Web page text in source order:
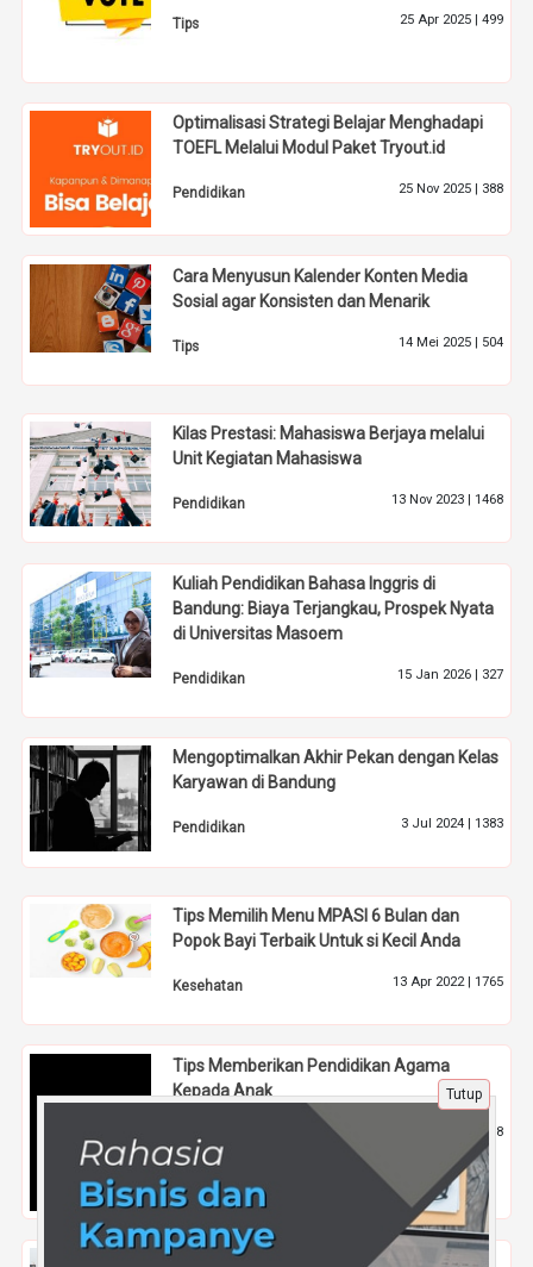
Tips 25 Apr 2025 | 499
Optimalisasi Strategi Belajar Menghadapi
TOEFL Melalui Modul Paket Tryout.id
Pendidikan 25 Nov 2025 | 388
Cara Menyusun Kalender Konten Media
Sosial agar Konsisten dan Menarik
Tips 14 Mei 2025 | 504
Kilas Prestasi: Mahasiswa Berjaya melalui
Unit Kegiatan Mahasiswa
Pendidikan 13 Nov 2023 | 1468
Kuliah Pendidikan Bahasa Inggris di
Bandung: Biaya Terjangkau, Prospek Nyata
di Universitas Masoem
Pendidikan 15 Jan 2026 | 327
Mengoptimalkan Akhir Pekan dengan Kelas
Karyawan di Bandung
Pendidikan 3 Jul 2024 | 1383
Tips Memilih Menu MPASI 6 Bulan dan
Popok Bayi Terbaik Untuk si Kecil Anda
Kesehatan 13 Apr 2022 | 1765
Tips Memberikan Pendidikan Agama
Kepada Anak
Pendidikan 868
Anies Baswedan Capres 2024 Pilihan
Tutup